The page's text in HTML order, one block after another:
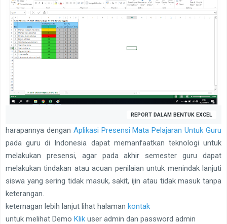
REPORT DALAM BENTUK EXCEL
harapannya dengan Aplikasi Presensi Mata Pelajaran Untuk Guru
pada guru di Indonesia dapat memanfaatkan teknologi untuk
melakukan presensi, agar pada akhir semester guru dapat
melakukan tindakan atau acuan penilaian untuk menindak lanjuti
siswa yang sering tidak masuk, sakit, ijin atau tidak masuk tanpa
keterangan.
keternagan lebih lanjut lihat halaman kontak
untuk melihat Demo Klik user admin dan password admin